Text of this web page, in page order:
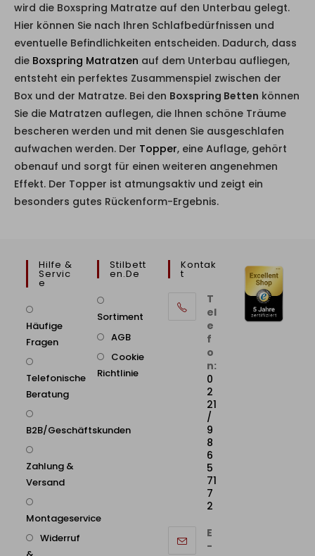
wird die Boxspring Matratze auf den Unterbau gelegt.
Hier können Sie nach Ihren Schlafbedürfnissen und
eventuelle Befindlichkeiten entscheiden. Dadurch, dass
die Boxspring Matratzen auf dem Unterbau aufliegen,
entsteht ein perfektes Zusammenspiel zwischen der
Box und der Matratze. Bei den Boxspring Betten können
Sie die Matratzen auflegen, die Ihnen schöne Träume
bescheren werden und mit denen Sie ausgeschlafen
aufwachen werden. Der Topper, eine Auflage, gehört
obenauf und sorgt für einen weiteren angenehmen
Effekt. Der Topper ist atmungsaktiv und zeigt ein
besonders gutes Rückenform-Ergebnis.
Hilfe &
Servic
E
Häufige
Fragen
Telefonische
Beratung
B2B/Geschäftskunden
Zahlung &
Versand
Montageservice
Widerruf
Stilbett
En.de
Sortiment
AGB
Cookie
Richtlinie
Kontak
T
T
el
e
f
o
n:
0
2
21
/
9
8
6
5
71
7
2
E
-